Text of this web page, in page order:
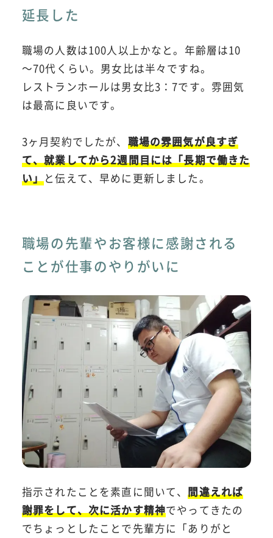
延長した
職場の人数は100人以上かなと。年齢層は10
～70代くらい。男女比は半々ですね。
レストランホールは男女比3：7です。雰囲気
は最高に良いです。
3ヶ月契約でしたが、 職場の雰囲気が良すぎ
て、就業してから2週間目には「長期で働きた
い」と伝えて、早めに更新しました。
職場の先輩やお客様に感謝される
ことが仕事のやりがいに
指示されたことを素直に聞いて、間違えれば
謝罪をして、次に活かす精神でやってきたの
でちょっとしたことで先輩方に「ありがと